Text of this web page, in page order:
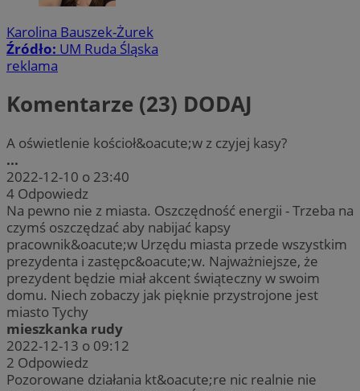
Karolina Bauszek-Żurek
Źródło: UM Ruda Śląska
reklama
Komentarze (23) DODAJ
A oświetlenie kościoł&oacute;w z czyjej kasy?
...
2022-12-10 o 23:40
4 Odpowiedz
Na pewno nie z miasta. Oszczędność energii - Trzeba na
czymś oszczędzać aby nabijać kapsy
pracownik&oacute;w Urzędu miasta przede wszystkim
prezydenta i zastępc&oacute;w. Najważniejsze, że
prezydent będzie miał akcent świąteczny w swoim
domu. Niech zobaczy jak pięknie przystrojone jest
miasto Tychy
mieszkanka rudy
2022-12-13 o 09:12
2 Odpowiedz
Pozorowane działania kt&oacute;re nic realnie nie